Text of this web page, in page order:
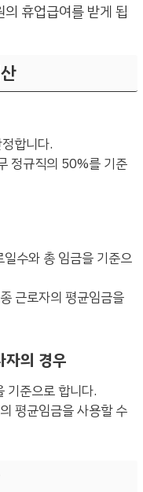
휴업급여를 받게 됩
합니다.
정규직의 50%를 기준
수와 총 임금을 기준으
근로자의 평균임금을
의 경우
기준으로 합니다.
평균임금을 사용할 수